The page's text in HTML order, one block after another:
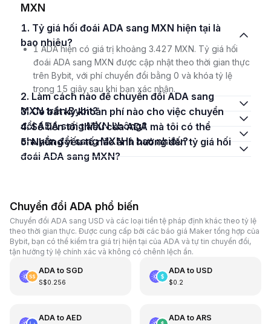
MXN
1. Tỷ giá hối đoái ADA sang MXN hiện tại là
bao nhiêu?
1 ADA hiện có giá trị khoảng 3.427 MXN. Tỷ giá hối
đoái ADA sang MXN được cập nhật theo thời gian thực
trên Bybit, với phí chuyển đổi bằng 0 và khóa tỷ lệ
trong 15 giây sau khi bạn xác nhận.
2. Làm cách nào để chuyển đổi ADA sang
MXN trên Bybit?
3. Có bất kỳ khoản phí nào cho việc chuyển
đổi ADA sang MXN không?
4. Số tiền tối thiểu của ADA mà tôi có thể
chuyển đổi sang MXN là bao nhiêu?
5. Những yếu tố nào ảnh hưởng đến tỷ giá hối
đoái ADA sang MXN?
Chuyển đổi ADA phổ biến
Chuyển đổi ADA sang USD và các loại tiền tệ pháp định khác theo tỷ lệ
theo thời gian thực. Được cung cấp bởi các báo giá Maker tổng hợp của
Bybit, bạn có thể kiểm tra giá trị hiện tại của ADA và tự tin chuyển đổi,
tận hưởng tỷ lệ chính xác và không có chênh lệch ẩn.
ADAto SGD
S$0.256
ADAto USD
$0.2
ADAto AED ADAto ARS